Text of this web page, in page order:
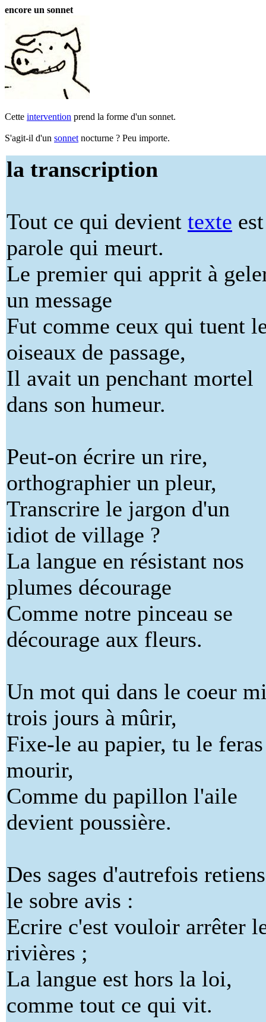
encore un sonnet
Cette intervention prend la forme d'un sonnet.
S'agit-il d'un sonnet nocturne ? Peu importe.
la transcription
Tout ce qui devient texte est
parole qui meurt.
Le premier qui apprit à
un message
Fut comme ceux qui tuent
oiseaux de passage,
Il avait un penchant mortel
dans son humeur.
Peut-on écrire un rire,
orthographier un pleur,
Transcrire le jargon d'un
idiot de village ?
La langue en résistant nos
plumes décourage
Comme notre pinceau se
décourage aux fleurs.
Un mot qui dans le coeur
trois jours à mûrir,
Fixe-le au papier, tu le feras
mourir,
Comme du papillon l'aile
devient poussière.
Des sages d'autrefois retiens
le sobre avis :
Ecrire c'est vouloir arrêter
rivières ;
La langue est hors la loi,
comme tout ce qui vit.